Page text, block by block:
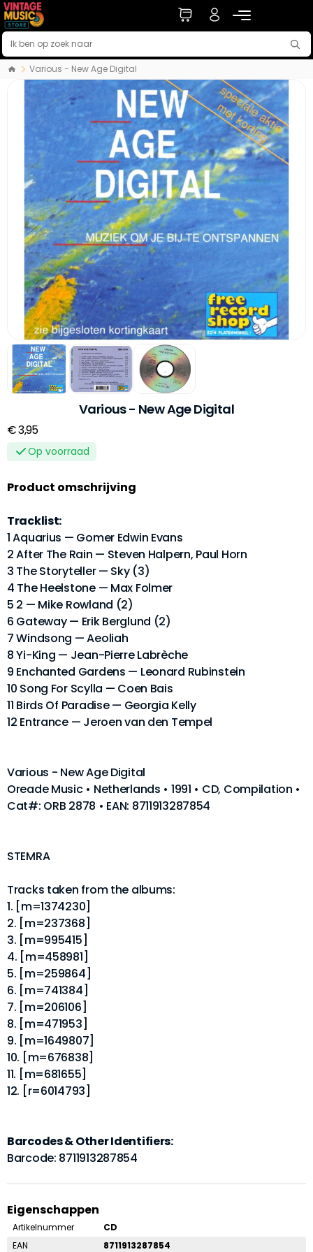
Various - New Age Digital
Various - New Age Digital
€ 3,95
Op voorraad
Product omschrijving
Tracklist:
1 Aquarius — Gomer Edwin Evans
2 After The Rain — Steven Halpern, Paul Horn
3 The Storyteller — Sky (3)
4 The Heelstone — Max Folmer
5 2 — Mike Rowland (2)
6 Gateway — Erik Berglund (2)
7 Windsong — Aeoliah
8 Yi-King — Jean-Pierre Labrèche
9 Enchanted Gardens — Leonard Rubinstein
10 Song For Scylla — Coen Bais
11 Birds Of Paradise — Georgia Kelly
12 Entrance — Jeroen van den Tempel
Various - New Age Digital
Oreade Music • Netherlands • 1991 • CD, Compilation •
Cat#: ORB 2878 • EAN: 8711913287854
STEMRA
Tracks taken from the albums:
1. [m=1374230]
2. [m=237368]
3. [m=995415]
4. [m=458981]
5. [m=259864]
6. [m=741384]
7. [m=206106]
8. [m=471953]
9. [m=1649807]
10. [m=676838]
11. [m=681655]
12. [r=6014793]
Barcodes & Other Identifiers:
Barcode: 8711913287854
Eigenschappen
Artikelnummer
CD
EAN
8711913287854